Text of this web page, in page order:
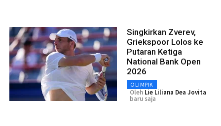
Singkirkan Zverev,
Griekspoor Lolos ke
Putaran Ketiga
National Bank Open
2026
OLIMPIK
Oleh Lie Liliana Dea Jovita
baru saja